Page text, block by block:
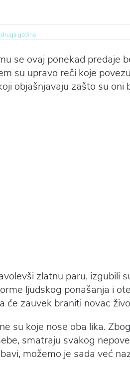
godina
se ovaj ponekad predaje
su upravo reči koje
objašnjavaju zašto su oni
zlatnu paru, izgubili
ljudskog ponašanja i
će zauvek braniti novac
su koje nose oba lika.
smatraju svakog
možemo je sada već